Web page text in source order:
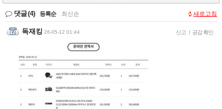
댓글(4) 등록순 최신순 새로고침
독재킹 26-05-12 01:44 신고 | 공감 확인